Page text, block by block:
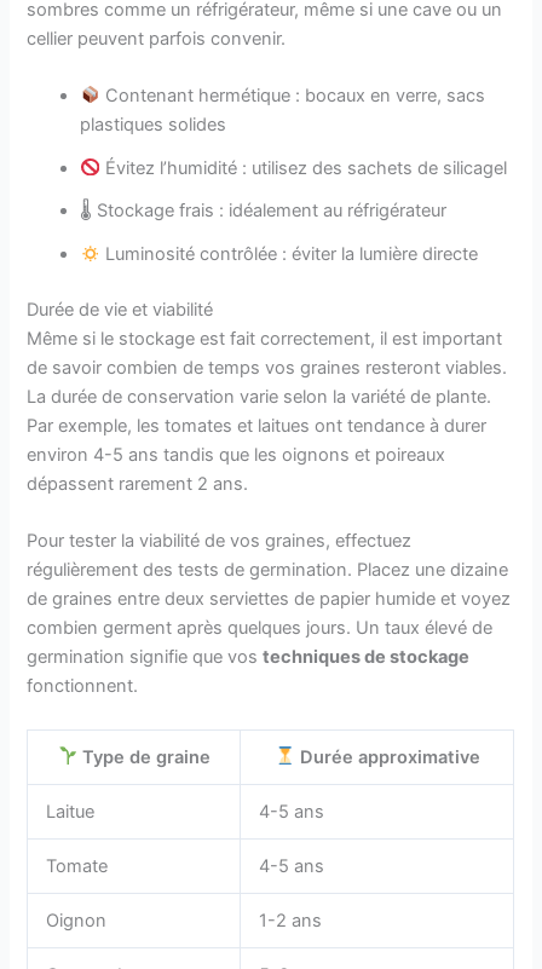
sombres comme un réfrigérateur, même si une cave ou un
cellier peuvent parfois convenir.
Contenant hermétique : bocaux en verre, sacs
plastiques solides
Évitez l’humidité : utilisez des sachets de silicagel
🌡 Stockage frais : idéalement au réfrigérateur
Luminosité contrôlée : éviter la lumière directe
Durée de vie et viabilité
Même si le stockage est fait correctement, il est important
de savoir combien de temps vos graines resteront viables.
La durée de conservation varie selon la variété de plante.
Par exemple, les tomates et laitues ont tendance à durer
environ 4-5 ans tandis que les oignons et poireaux
dépassent rarement 2 ans.
Pour tester la viabilité de vos graines, effectuez
régulièrement des tests de germination. Placez une dizaine
de graines entre deux serviettes de papier humide et voyez
combien germent après quelques jours. Un taux élevé de
germination signifie que vostechniques de stockage
fonctionnent.
Type de graine Durée approximative
Laitue 4-5 ans
Tomate 4-5 ans
Oignon 1-2 ans